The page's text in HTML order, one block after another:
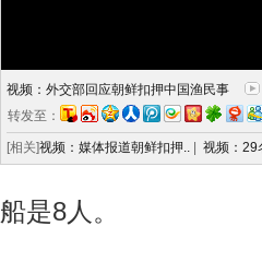
视频：外交部回应朝鲜扣押中国渔民事
转发至：
[相关]视频：媒体报道朝鲜扣押.. 视频：29
船是8人。